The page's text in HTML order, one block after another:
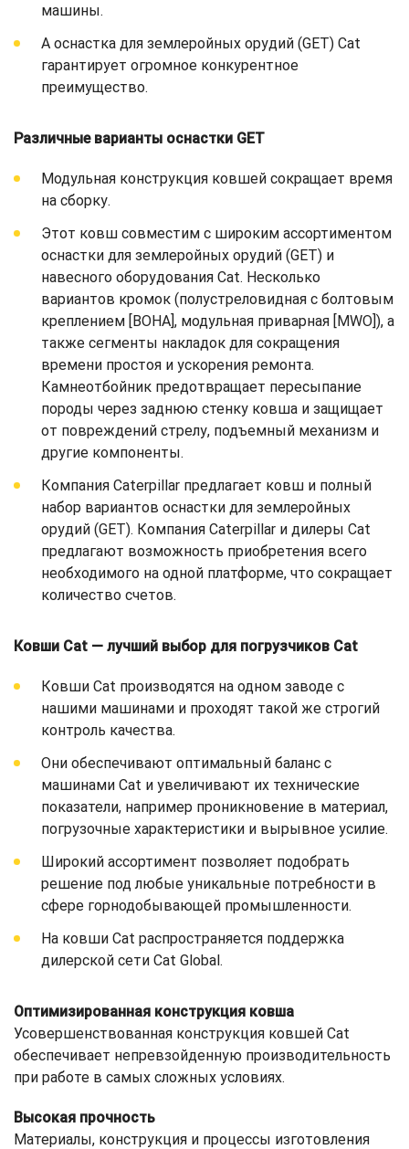
машины.
А оснастка для землеройных орудий (GET) Cat
гарантирует огромное конкурентное
преимущество.
Различные варианты оснастки GET
Модульная конструкция ковшей сокращает время
на сборку.
Этот ковш совместим с широким ассортиментом
оснастки для землеройных орудий (GET) и
навесного оборудования Cat. Несколько
вариантов кромок (полустреловидная с болтовым
креплением [BOHA], модульная приварная [MWO]), а
также сегменты накладок для сокращения
времени простоя и ускорения ремонта.
Камнеотбойник предотвращает пересыпание
породы через заднюю стенку ковша и защищает
от повреждений стрелу, подъемный механизм и
другие компоненты.
Компания Caterpillar предлагает ковш и полный
набор вариантов оснастки для землеройных
орудий (GET). Компания Caterpillar и дилеры Cat
предлагают возможность приобретения всего
необходимого на одной платформе, что сокращает
количество счетов.
Ковши Cat — лучший выбор для погрузчиков Cat
Ковши Cat производятся на одном заводе с
нашими машинами и проходят такой же строгий
контроль качества.
Они обеспечивают оптимальный баланс с
машинами Cat и увеличивают их технические
показатели, например проникновение в материал,
погрузочные характеристики и вырывное усилие.
Широкий ассортимент позволяет подобрать
решение под любые уникальные потребности в
сфере горнодобывающей промышленности.
На ковши Cat распространяется поддержка
дилерской сети Cat Global.
Оптимизированная конструкция ковша
Усовершенствованная конструкция ковшей Cat
обеспечивает непревзойденную производительность
при работе в самых сложных условиях.
Высокая прочность
Материалы, конструкция и процессы изготовления